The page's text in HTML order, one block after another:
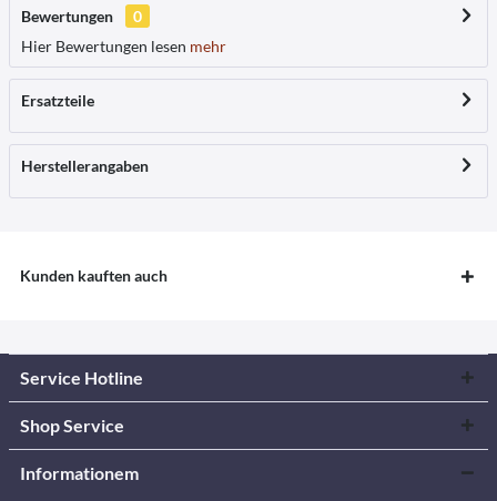
Bewertungen
0
Hier Bewertungen lesen mehr
Ersatzteile
Herstellerangaben
Kunden kauften auch
Service Hotline
Shop Service
Informationem